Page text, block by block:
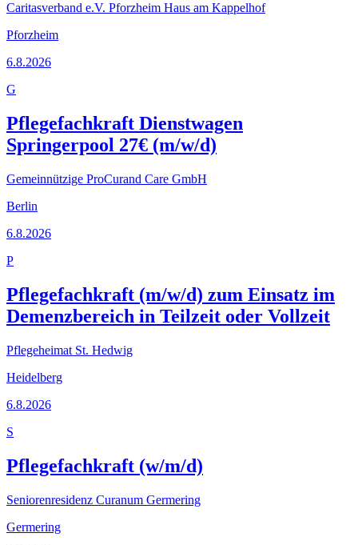
Caritasverband e.V. Pforzheim Haus am Kappelhof
Pforzheim
6.8.2026
G
Pflegefachkraft Dienstwagen
Springerpool 27€ (m/w/d)
Gemeinnützige ProCurand Care GmbH
Berlin
6.8.2026
P
Pflegefachkraft (m/w/d) zum Einsatz im
Demenzbereich in Teilzeit oder Vollzeit
Pflegeheimat St. Hedwig
Heidelberg
6.8.2026
S
Pflegefachkraft (w/m/d)
Seniorenresidenz Curanum Germering
Germering